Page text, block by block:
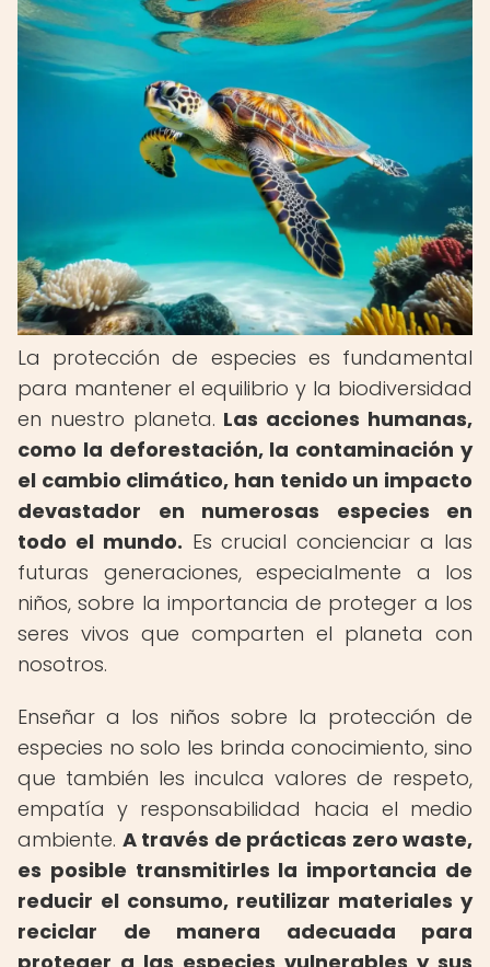
La protección de especies es fundamental
para mantener el equilibrio y la biodiversidad
en nuestro planeta. Las acciones humanas,
como la deforestación, la contaminación y
el cambio climático, han tenido un impacto
devastador en numerosas especies en
todo el mundo. Es crucial concienciar a las
futuras generaciones, especialmente a los
niños, sobre la importancia de proteger a los
seres vivos que comparten el planeta con
nosotros.
Enseñar a los niños sobre la protección de
especies no solo les brinda conocimiento, sino
que también les inculca valores de respeto,
empatía y responsabilidad hacia el medio
ambiente. A través de prácticas zero waste,
es posible transmitirles la importancia de
reducir el consumo, reutilizar materiales y
reciclar de manera adecuada para